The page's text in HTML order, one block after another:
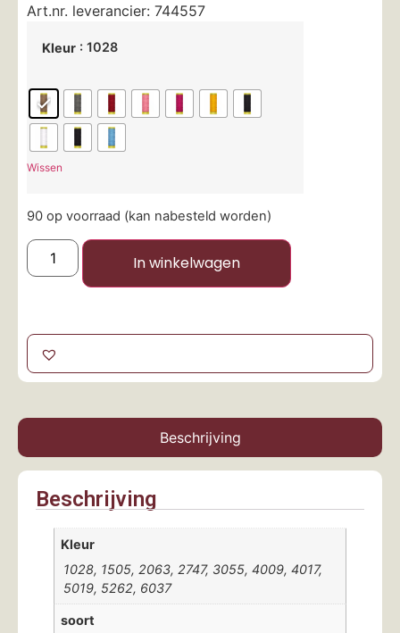
Art.nr. leverancier: 744557
Kleur : 1028
Wissen
90 op voorraad (kan nabesteld worden)
In winkelwagen
Beschrijving
Beschrijving
Kleur
1028, 1505, 2063, 2747, 3055, 4009, 4017,
5019, 5262, 6037
soort